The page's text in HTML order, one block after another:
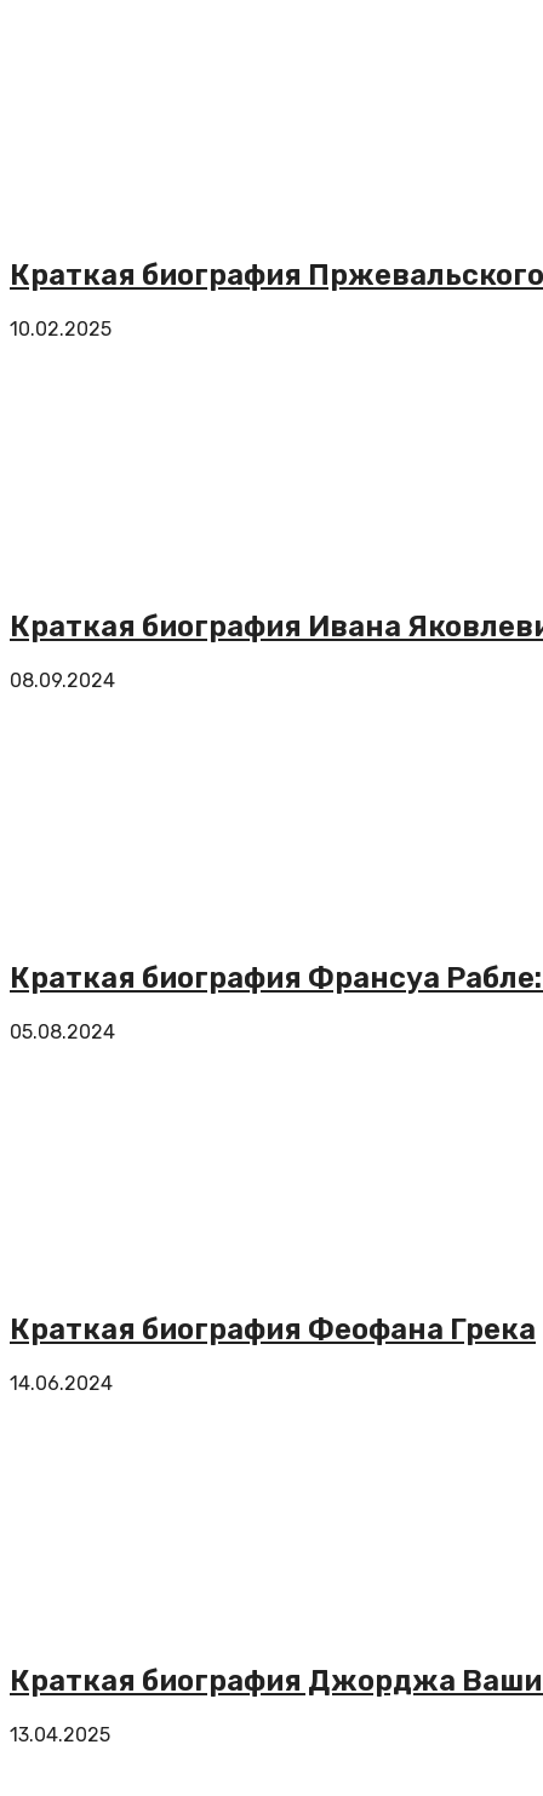
Краткая биография
10.02.2025
Краткая биография Ивана
08.09.2024
Краткая биография Франсуа
05.08.2024
Краткая биография Феофана Грека
14.06.2024
Краткая биография Джорджа
13.04.2025